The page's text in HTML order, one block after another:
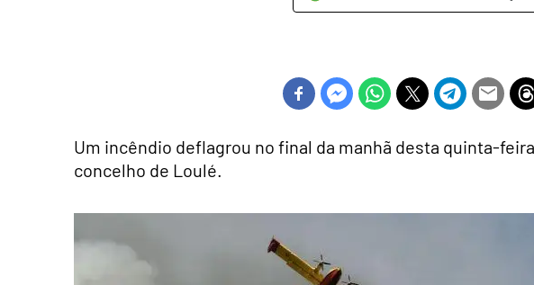
Um incêndio deflagrou no final da manhã desta quinta-
concelho de Loulé.